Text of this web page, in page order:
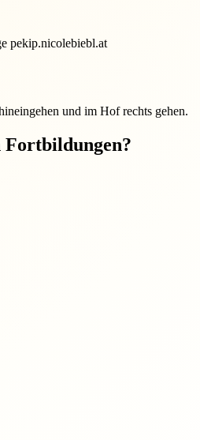
pekip.nicolebiebl.at
und im Hof rechts gehen.
Fortbildungen?